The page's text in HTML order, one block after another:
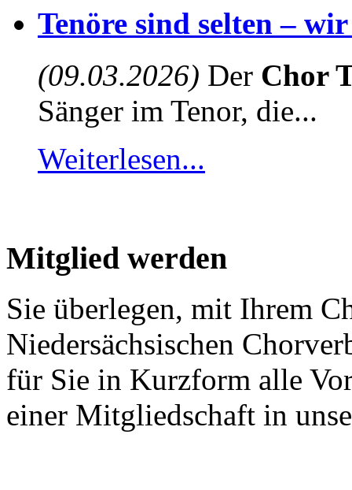
Tenöre sind selten –
(09.03.2026) Der Chor
Sänger im Tenor, die...
Weiterlesen...
Mitglied werden
Sie überlegen, mit Ihrem
Niedersächsischen
für Sie in Kurzform alle
einer Mitgliedschaft in